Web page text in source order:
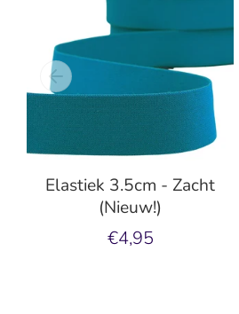
Elastiek 3.5cm - Zacht
(Nieuw!)
€4,95